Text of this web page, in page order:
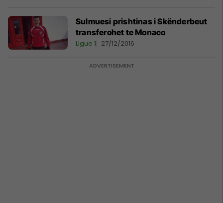
Sulmuesi prishtinas i Skënderbeut
transferohet te Monaco
Ligue 1 27/12/2016